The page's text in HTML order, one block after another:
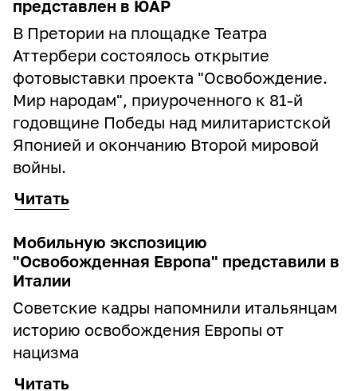
представлен в ЮАР
В Претории на площадке Театра
Аттербери состоялось открытие
фотовыставки проекта "Освобождение.
Мир народам", приуроченного к 81-й
годовщине Победы над милитаристской
Японией и окончанию Второй мировой
войны.
Читать
Мобильную экспозицию
"Освобожденная Европа" представили в
Италии
Cоветские кадры напомнили итальянцам
историю освобождения Европы от
нацизма
Читать